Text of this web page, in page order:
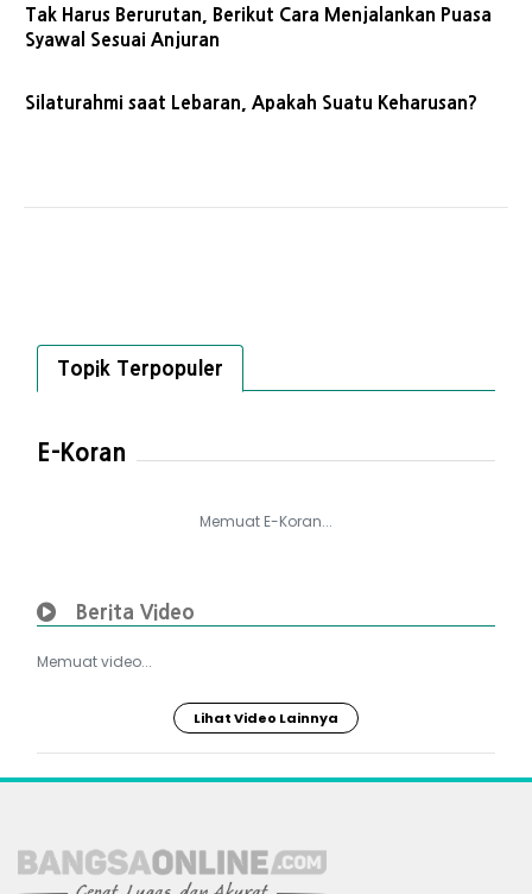
Tak Harus Berurutan, Berikut Cara Menjalankan Puasa
Syawal Sesuai Anjuran
Silaturahmi saat Lebaran, Apakah Suatu Keharusan?
Topik Terpopuler
E-Koran
Memuat E-Koran...
Berita Video
Memuat video...
Lihat Video Lainnya